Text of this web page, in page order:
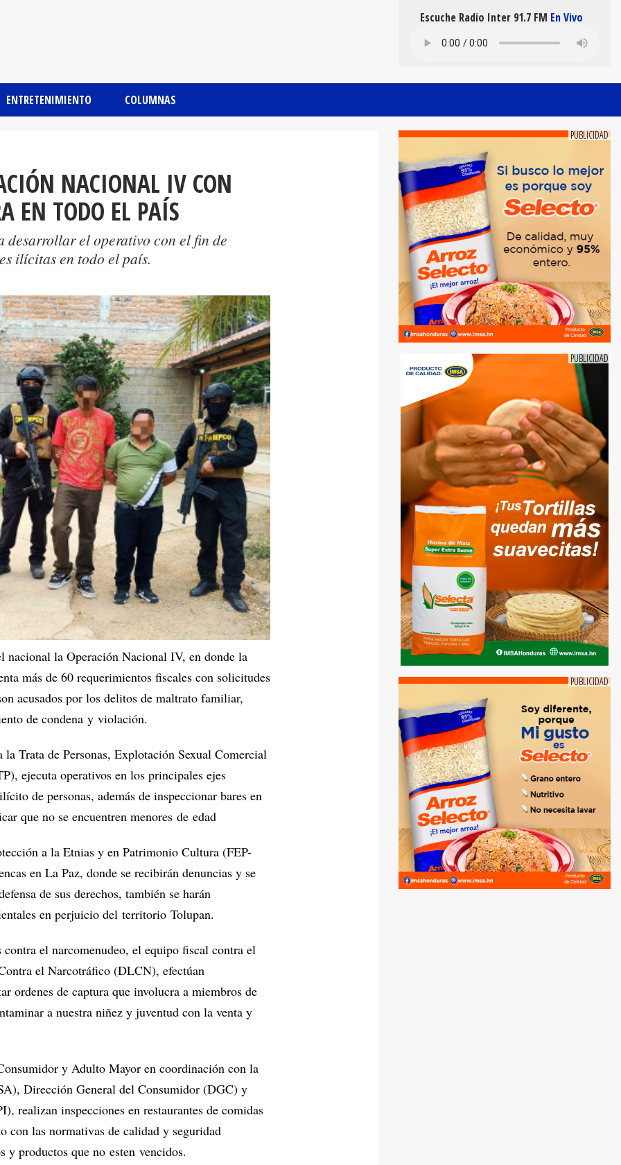
ENTRETENIMIENTO COLUMNAS
Escuche Radio Inter 91.7 FM En Vivo
NACIONAL IV CON
EN TODO EL PAÍS
el operativo con el fin de
ilícitas en todo el país.
la Operación Nacional IV, en donde la
más de 60 requerimientos fiscales con solicitudes
acusados por los delitos de maltrato familiar,
de condena y violación.
Trata de Personas, Explotación Sexual Comercial
ejecuta operativos en los principales ejes
de personas, además de inspeccionar bares en
que no se encuentren menores de edad
a la Etnias y en Patrimonio Cultura (FEP-
en La Paz, donde se recibirán denuncias y se
de sus derechos, también se harán
en perjuicio del territorio Tolupan.
el narcomenudeo, el equipo fiscal contra el
el Narcotráfico (DLCN), efectúan
ordenes de captura que involucra a miembros de
a nuestra niñez y juventud con la venta y
y Adulto Mayor en coordinación con la
Dirección General del Consumidor (DGC) y
realizan inspecciones en restaurantes de comidas
con las normativas de calidad y seguridad
y productos que no esten vencidos.